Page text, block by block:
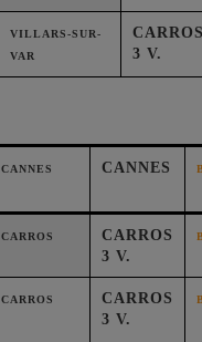
VILLARS-SUR-
VAR
3 V.
CANNES CANNES
CARROS
CARROS
3 V.
CARROS
CARROS
3 V.